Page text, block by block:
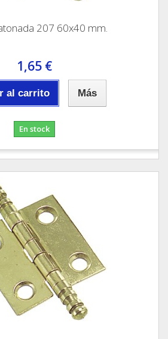
207 60x40 mm.
1,65 €
al carrito Más
En stock